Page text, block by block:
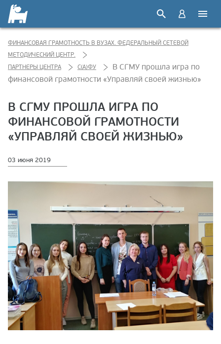
ФИНАНСОВАЯ ГРАМОТНОСТЬ В ВУЗАХ. ФЕДЕРАЛЬНЫЙ СЕТЕВОЙ
МЕТОДИЧЕСКИЙ ЦЕНТР.
ПАРТНЕРЫ ЦЕНТРА
С(А)ФУ
В СГМУ прошла игра по
финансовой грамотности «Управляй своей жизнью»
В СГМУ ПРОШЛА ИГРА ПО
ФИНАНСОВОЙ ГРАМОТНОСТИ
«УПРАВЛЯЙ СВОЕЙ ЖИЗНЬЮ»
03 июня 2019